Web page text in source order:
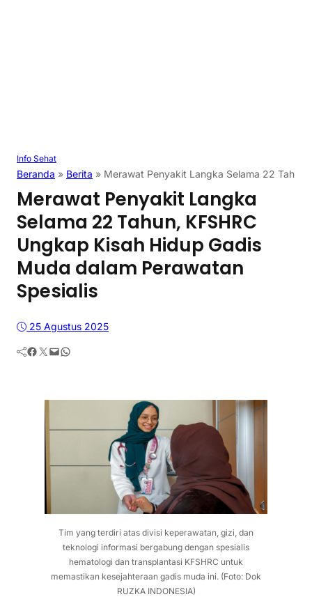
Info Sehat
Beranda » Berita » Merawat Penyakit Langka Selama 22
Merawat Penyakit Langka
Selama 22 Tahun, KFSHRC
Ungkap Kisah Hidup Gadis
Muda dalam Perawatan
Spesialis
25 Agustus 2025
Facebook Twitter Mail WhatsApp
Tim yang terdiri atas divisi keperawatan, gizi, dan
teknologi informasi bergabung dengan spesialis
hematologi dan transplantasi KFSHRC untuk
memastikan kesejahteraan gadis muda ini. (Foto: Dok
RUZKA INDONESIA)